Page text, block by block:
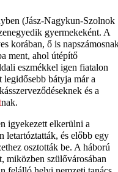
(Jász-Nagykun-Szolnok
gyermekeként. A
korában, ő is
ment, ahol útépítő
eszmékkel igen fiatalon
legidősebb bátyja már a
és a
nak.
igyekezett elkerülni a
letartóztatták, és előbb egy
osztották be. A háború
miközben szülővárosában